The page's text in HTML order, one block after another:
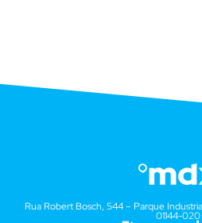
Rua Robert Bosch, 544 – Parque
01144-020